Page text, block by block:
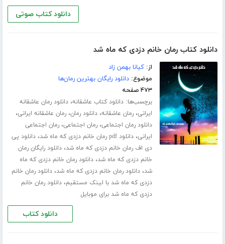
دانلود کتاب صوتی
دانلود کتاب رمان خانم دزدی که ماه شد
از:کیانا بهمن زاد
موضوع:دانلود رایگان بهترین رمان‌ها
۴۷۳ صفحه
برچسب‌ها:دانلود کتاب عاشقانه،دانلود رمان عاشقانه
ایرانی،رمان عاشقانه،دانلود رمان،رمان عاشقانه ایرانی،
دانلود رمان اجتماعی،رمان اجتماعی،رمان اجتماعی
ایرانی،دانلود pdf رمان خانم دزدی که ماه شد ،دانلود پی
دی اف رمان خانم دزدی که ماه شد،دانلود رایگان رمان
خانم دزدی که ماه شد،دانلود رمان خانم دزدی که ماه
شد،دانلود رمان خانم دزدی که ماه شد،دانلود رمان خانم
دزدی که ماه شد با لینک مستقیم،دانلود رمان خانم
دزدی که ماه شد برای موبایل
دانلود کتاب